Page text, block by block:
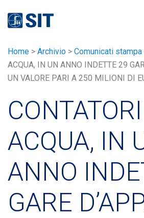
SIT
Home > Archivio > Comunicati stampa
ACQUA, IN UN ANNO INDETTE 29
UN VALORE PARI A 250 MILIONI DI
CONTATORI
ACQUA, IN
ANNO
GARE